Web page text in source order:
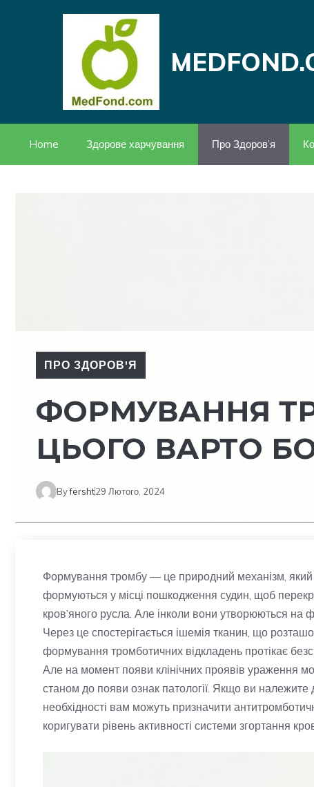
Home Здорове харчування Про Здоров’я
ПРО ЗДОРОВ'Я
ФОРМУВАННЯ
ЦЬОГО ВАРТО
Byfersht29 Лютого, 2024
Формування тромбу — це природний механізм,
формуються у місці пошкодження судин, щоб
кров’яного русла. Але інколи вони утворюються на
Через це спостерігається ішемія тканин, що
формування тромботичних відкладень протікає
Але на момент появи клінічних проявів ураження
станом до появи ознак патології. Якщо ви належите
необхідності вам можуть призначити
коригувати рівень активності системи згортання